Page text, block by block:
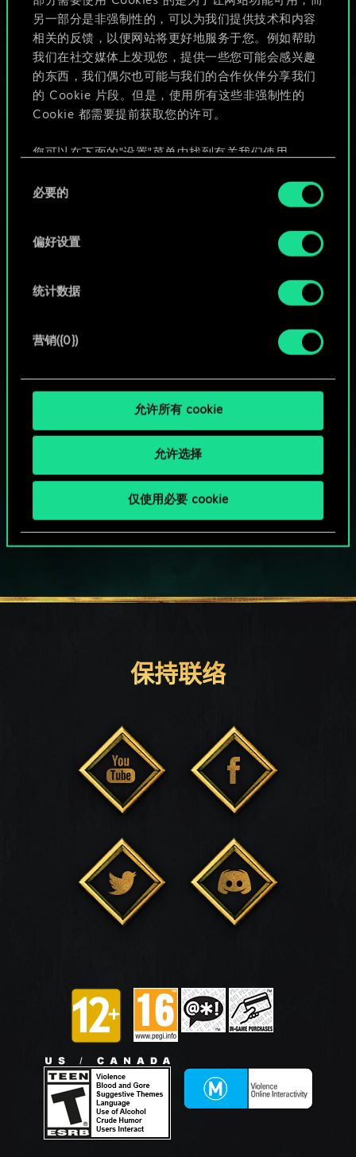
另一部分是非强制性的，可以为我们提供技术和内容
相关的反馈，以便网站将更好地服务于您。例如帮助
我们在社交媒体上发现您，提供一些您可能会感兴趣
的东西，我们偶尔也可能与我们的合作伙伴分享我们
的 Cookie 片段。但是，使用所有这些非强制性的
Cookie 都需要提前获取您的许可。
您可以在下面的"设置"菜单中找到有关我们使用
好。一旦您了解了其中的内容并准备好继续，请点
必要的
偏好设置
统计数据
营销({0})
允许所有 cookie
允许选择
仅使用必要 cookie
给牌组命名并撰写攻略
编辑牌组
或
浏览社区牌组
HOW ABOUT A ROUND OF GWENT?
PC端免费下载游玩
保持联络